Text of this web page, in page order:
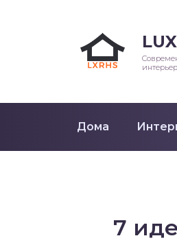
Дома
7